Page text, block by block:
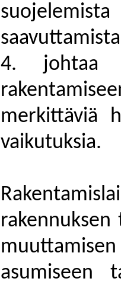
4. johtaa
merkittäviä
vaikutuksia.
asumiseen